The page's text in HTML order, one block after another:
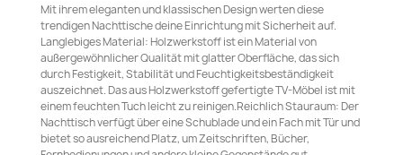
Mit ihrem eleganten und klassischen Design werten diese
trendigen Nachttische deine Einrichtung mit Sicherheit auf.
Langlebiges Material: Holzwerkstoff ist ein Material von
außergewöhnlicher Qualität mit glatter Oberfläche, das sich
durch Festigkeit, Stabilität und Feuchtigkeitsbeständigkeit
auszeichnet. Das aus Holzwerkstoff gefertigte TV-Möbel ist mit
einem feuchten Tuch leicht zu reinigen.Reichlich Stauraum: Der
Nachttisch verfügt über eine Schublade und ein Fach mit Tür und
bietet so ausreichend Platz, um Zeitschriften, Bücher,